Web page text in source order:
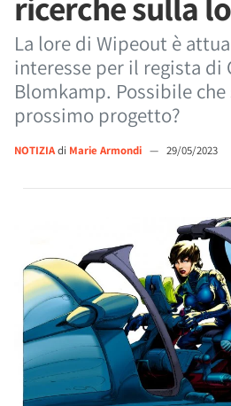
La lore di Wipeout è
interesse per il regista di
Blomkamp. Possibile
prossimo progetto?
NOTIZIAdi Marie Armondi — 29/05/2023